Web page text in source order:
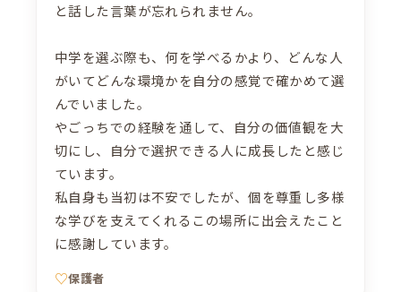
と話した言葉が忘れられません。
中学を選ぶ際も、何を学べるかより、どんな人
がいてどんな環境かを自分の感覚で確かめて選
んでいました。
やごっちでの経験を通して、自分の価値観を大
切にし、自分で選択できる人に成長したと感じ
ています。
私自身も当初は不安でしたが、個を尊重し多様
な学びを支えてくれるこの場所に出会えたこと
に感謝しています。
保護者